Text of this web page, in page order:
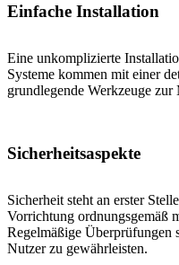
Einfache Installation
Eine unkomplizierte
Systeme kommen mit einer
grundlegende Werkzeuge zur
Sicherheitsaspekte
Sicherheit steht an erster
Vorrichtung ordnungsgemäß
Regelmäßige Überprüfungen
Nutzer zu gewährleisten.